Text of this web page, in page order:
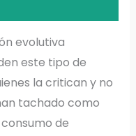
evolutiva
este tipo de
la critican y no
tachado como
de